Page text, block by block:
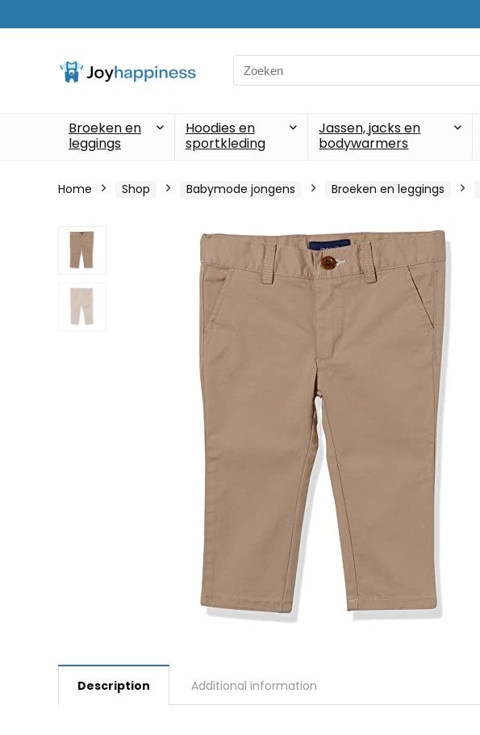
Search
for:
Broeken en
leggings
Hoodies en
sportkleding
Jassen, jacks en
bodywarmers
Home Shop Babymode jongens Broeken en leggings
Description Additional information